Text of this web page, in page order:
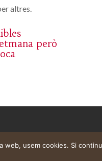
altres.
però
usem cookies. Si